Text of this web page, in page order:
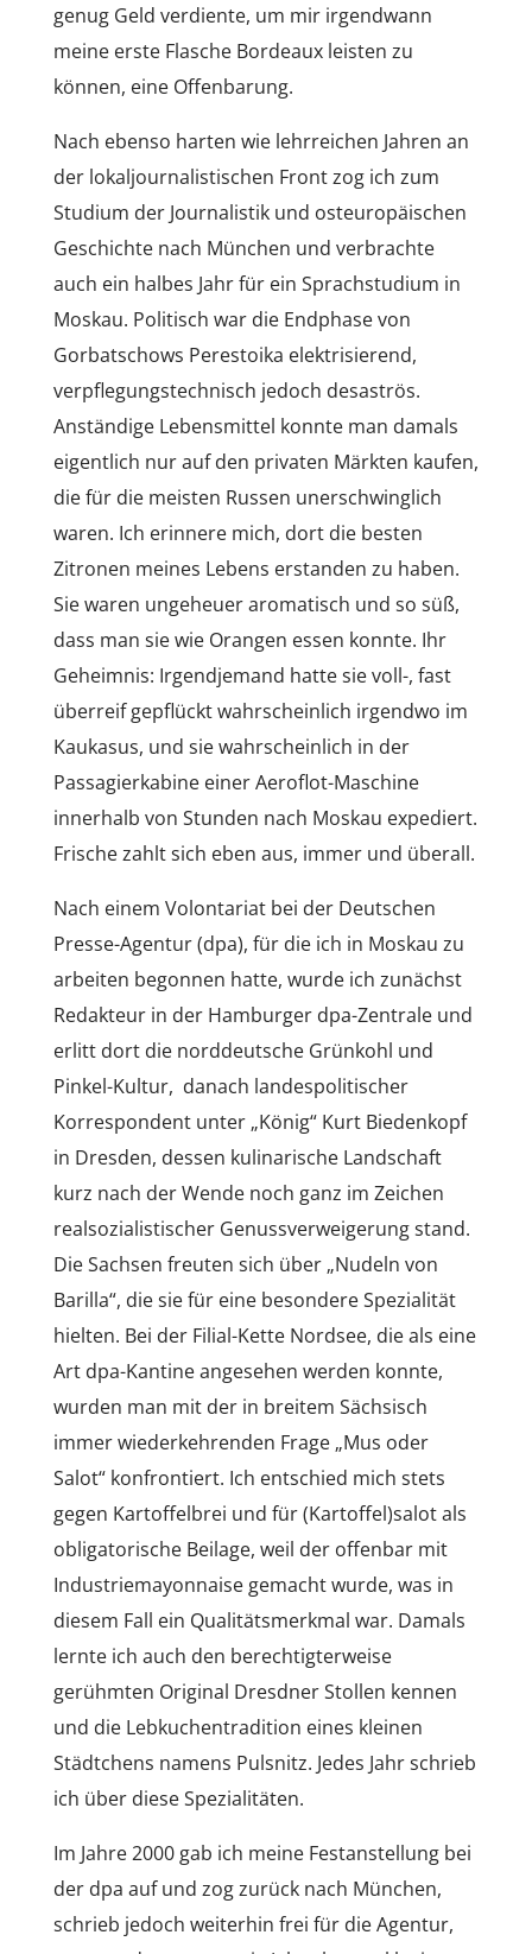
genug Geld verdiente, um mir irgendwann
meine erste Flasche Bordeaux leisten zu
können, eine Offenbarung.
Nach ebenso harten wie lehrreichen Jahren an
der lokaljournalistischen Front zog ich zum
Studium der Journalistik und osteuropäischen
Geschichte nach München und verbrachte
auch ein halbes Jahr für ein Sprachstudium in
Moskau. Politisch war die Endphase von
Gorbatschows Perestoika elektrisierend,
verpflegungstechnisch jedoch desaströs.
Anständige Lebensmittel konnte man damals
eigentlich nur auf den privaten Märkten kaufen,
die für die meisten Russen unerschwinglich
waren. Ich erinnere mich, dort die besten
Zitronen meines Lebens erstanden zu haben.
Sie waren ungeheuer aromatisch und so süß,
dass man sie wie Orangen essen konnte. Ihr
Geheimnis: Irgendjemand hatte sie voll-, fast
überreif gepflückt wahrscheinlich irgendwo im
Kaukasus, und sie wahrscheinlich in der
Passagierkabine einer Aeroflot-Maschine
innerhalb von Stunden nach Moskau expediert.
Frische zahlt sich eben aus, immer und überall.
Nach einem Volontariat bei der Deutschen
Presse-Agentur (dpa), für die ich in Moskau zu
arbeiten begonnen hatte, wurde ich zunächst
Redakteur in der Hamburger dpa-Zentrale und
erlitt dort die norddeutsche Grünkohl und
Pinkel-Kultur, danach landespolitischer
Korrespondent unter „König“ Kurt Biedenkopf
in Dresden, dessen kulinarische Landschaft
kurz nach der Wende noch ganz im Zeichen
realsozialistischer Genussverweigerung stand.
Die Sachsen freuten sich über „Nudeln von
Barilla“, die sie für eine besondere Spezialität
hielten. Bei der Filial-Kette Nordsee, die als eine
Art dpa-Kantine angesehen werden konnte,
wurden man mit der in breitem Sächsisch
immer wiederkehrenden Frage „Mus oder
Salot“ konfrontiert. Ich entschied mich stets
gegen Kartoffelbrei und für (Kartoffel)salot als
obligatorische Beilage, weil der offenbar mit
Industriemayonnaise gemacht wurde, was in
diesem Fall ein Qualitätsmerkmal war. Damals
lernte ich auch den berechtigterweise
gerühmten Original Dresdner Stollen kennen
und die Lebkuchentradition eines kleinen
Städtchens namens Pulsnitz. Jedes Jahr schrieb
ich über diese Spezialitäten.
Im Jahre 2000 gab ich meine Festanstellung bei
der dpa auf und zog zurück nach München,
schrieb jedoch weiterhin frei für die Agentur,